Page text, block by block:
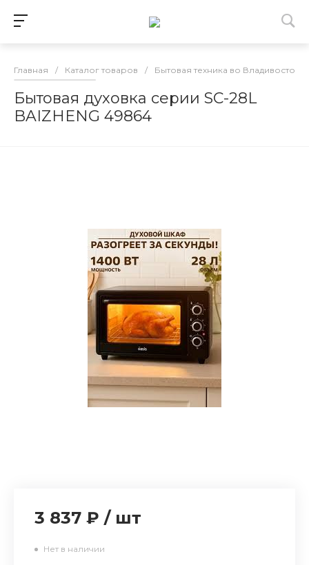
Главная / Каталог товаров / Бытовая техника во Владивостоке
Бытовая духовка серии SC-28L
BAIZHENG 49864
3 837 ₽ / шт
Нет в наличии